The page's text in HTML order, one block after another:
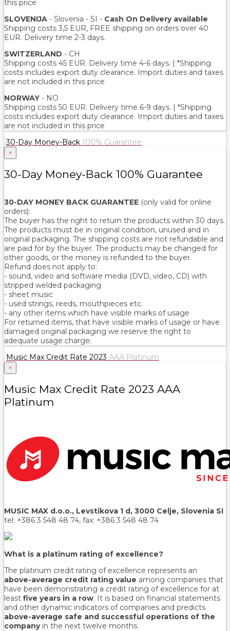
this price
SLOVENIJA - Slovenia - SI - Cash On Delivery available
Shipping costs 3,5 EUR, FREE shipping on orders over 40
EUR. Delivery time 2-3 days.
SWITZERLAND - CH
Shipping costs 45 EUR. Delivery time 4-6 days. | *Shipping
costs includes export duty clearance. Import duties and taxes
are not included in this price
NORWAY - NO
Shipping costs 50 EUR. Delivery time 6-9 days. | *Shipping
costs includes export duty clearance. Import duties and taxes
are not included in this price
30-Day Money-Back 100% Guarantee
×
30-Day Money-Back 100% Guarantee
30-DAY MONEY BACK GUARANTEE (only valid for online
orders):
The buyer has the right to return the products within 30 days.
The products must be in original condition, unused and in
original packaging. The shipping costs are not refundable and
are paid for by the buyer. The products may be changed for
other goods, or the money is refunded to the buyer.
Refund does not apply to:
- sound, video and software media (DVD, video, CD) with
stripped welded packaging
- sheet music
- used strings, reeds, mouthpieces etc.
- any other items which have visible marks of usage
For returned items, that have visible marks of usage or have
damaged original packaging we reserve the right to
adequate usage charge.
Music Max Credit Rate 2023 AAA Platinum
×
Music Max Credit Rate 2023 AAA
Platinum
MUSIC MAX d.o.o., Levstikova 1 d, 3000 Celje, Slovenia SI
tel: +386 3 548 48 74, fax: +386 3 548 48 74
What is a platinum rating of excellence?
The platinum credit rating of excellence represents an
above-average credit rating value among companies that
have been demonstrating a credit rating of excellence for at
least five years in a row. It is based on financial statements
and other dynamic indicators of companies and predicts
above-average safe and successful operations of the
companyin the next twelve months.